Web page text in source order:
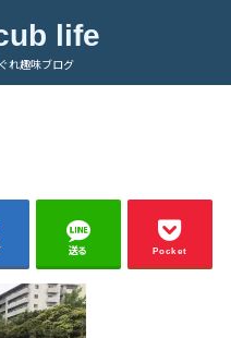
life
れ趣味ブログ
送る Pocket